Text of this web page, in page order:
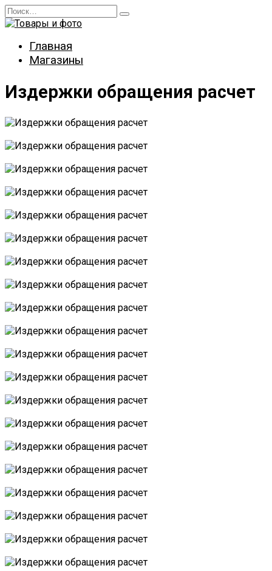
Перейти
к
Search
for:
Главная
Магазины
Издержки обращения расчет